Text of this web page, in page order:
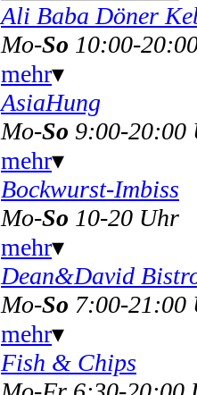
Ali Baba Döner
Mo-So 10:00-
mehr▾
AsiaHung
Mo-So 9:00-20:00
mehr▾
Bockwurst-Imbiss
Mo-So 10-20 Uhr
mehr▾
Dean&David
Mo-So 7:00-21:00
mehr▾
Fish & Chips